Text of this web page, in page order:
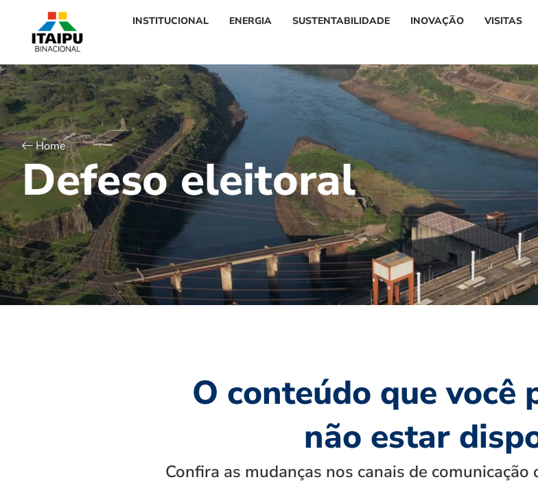
INSTITUCIONAL ENERGIA SUSTENTABILIDADE INOVAÇÃO VISITAS
Home
Defeso eleitoral
O conteúdo que você
não estar
Confira as mudanças nos canais de